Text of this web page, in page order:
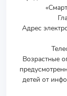
Адрес
Возрастные
детей от